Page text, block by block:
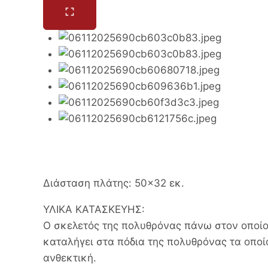
Διάσταση πλάτης: 50×32 εκ.
ΥΛΙΚΑ ΚΑΤΑΣΚΕΥΗΣ:
Ο σκελετός της πολυθρόνας πάνω στον
καταλήγει στα πόδια της πολυθρόνας τα
ανθεκτική.